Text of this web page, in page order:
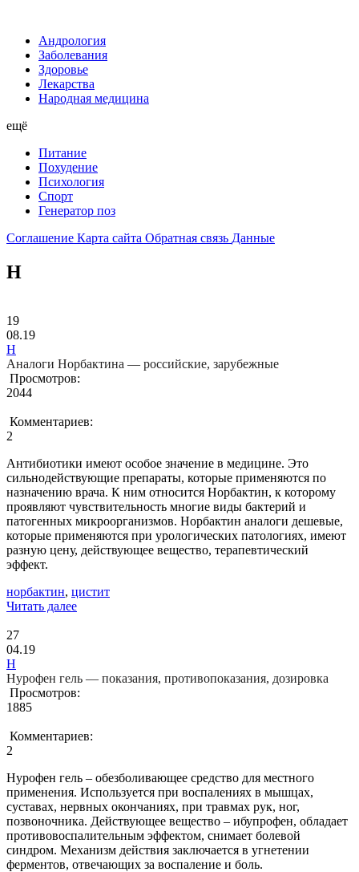
Андрология
Заболевания
Здоровье
Лекарства
Народная медицина
ещё
Питание
Похудение
Психология
Спорт
Генератор поз
Соглашение Карта сайта Обратная связь Данные
Н
19
08.19
Н
Аналоги Норбактина — российские, зарубежные
Просмотров:
2044
Комментариев:
2
Антибиотики имеют особое значение в медицине. Это
сильнодействующие препараты, которые применяются по
назначению врача. К ним относится Норбактин, к которому
проявляют чувствительность многие виды бактерий и
патогенных микроорганизмов. Норбактин аналоги дешевые,
которые применяются при урологических патологиях, имеют
разную цену, действующее вещество, терапевтический
эффект.
норбактин, цистит
Читать далее
27
04.19
Н
Нурофен гель — показания, противопоказания, дозировка
Просмотров:
1885
Комментариев:
2
Нурофен гель – обезболивающее средство для местного
применения. Используется при воспалениях в мышцах,
суставах, нервных окончаниях, при травмах рук, ног,
позвоночника. Действующее вещество – ибупрофен, обладает
противовоспалительным эффектом, снимает болевой
синдром. Механизм действия заключается в угнетении
ферментов, отвечающих за воспаление и боль.